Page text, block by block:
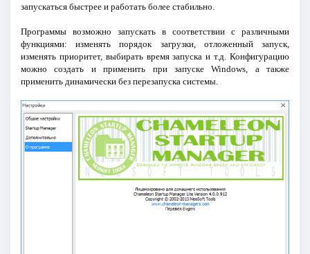
запускаться быстрее и работать более стабильно.
Программы возможно запускать в соответствии с различными
функциями: изменять порядок загрузки, отложенный запуск,
изменять приоритет, выбирать время запуска и т.д. Конфигурацию
можно создать и применить при запуске Windows, а также
применить динамически без перезапуска системы.